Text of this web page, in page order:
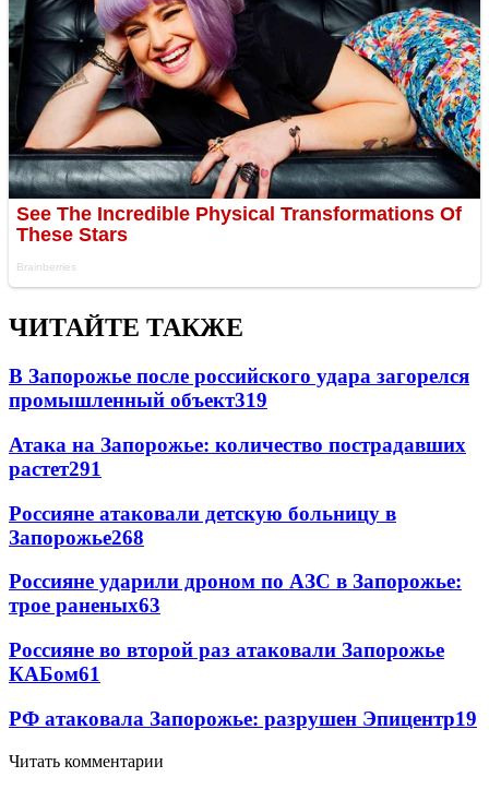
ЧИТАЙТЕ ТАКЖЕ
В Запорожье после российского удара загорелся
промышленный объект319
Атака на Запорожье: количество пострадавших
растет291
Россияне атаковали детскую больницу в
Запорожье268
Россияне ударили дроном по АЗС в Запорожье:
трое раненых63
Россияне во второй раз атаковали Запорожье
КАБом61
РФ атаковала Запорожье: разрушен Эпицентр19
Читать комментарии